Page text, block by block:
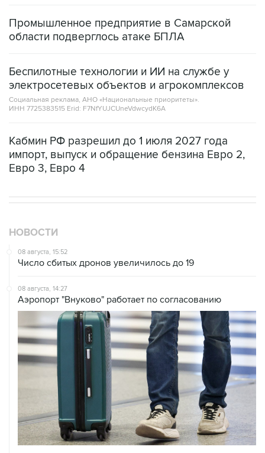
Промышленное предприятие в Самарской
области подверглось атаке БПЛА
Беспилотные технологии и ИИ на службе у
электросетевых объектов и агрокомплексов
Социальная реклама, АНО «Национальные приоритеты».
ИНН 7725383515 Erid: F7NfYUJCUneVdwcydK6A
Кабмин РФ разрешил до 1 июля 2027 года
импорт, выпуск и обращение бензина Евро 2,
Евро 3, Евро 4
НОВОСТИ
08 августа, 15:52
Число сбитых дронов увеличилось до 19
08 августа, 14:27
Аэропорт "Внуково" работает по согласованию